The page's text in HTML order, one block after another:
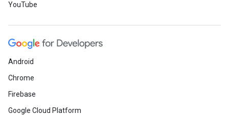
YouTube
Android
Chrome
Firebase
Google Cloud Platform